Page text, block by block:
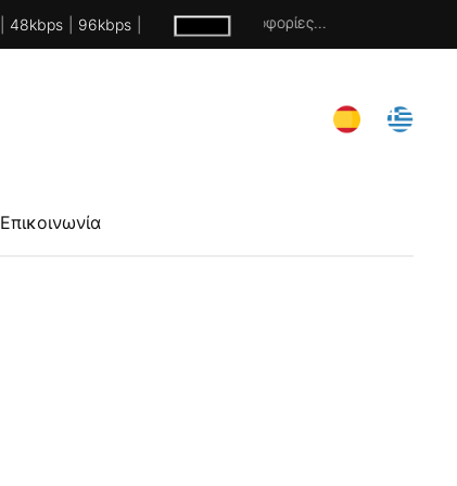
48kbps 96kbps Χωρίς πληροφορίες...
Επικοινωνία